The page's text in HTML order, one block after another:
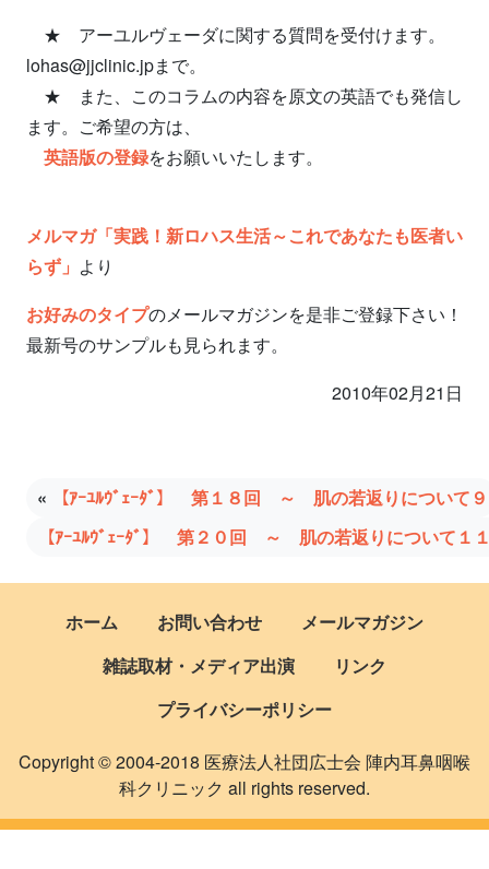
★ アーユルヴェーダに関する質問を受付けます。
lohas@jjclinic.jpまで。
★ また、このコラムの内容を原文の英語でも発信し
ます。ご希望の方は、
英語版の登録をお願いいたします。
メルマガ「実践！新ロハス生活～これであなたも医者い
らず」 より
お好みのタイプのメールマガジンを是非ご登録下さい！
最新号のサンプルも見られます。
2010年02月21日
«
【ｱｰﾕﾙｳﾞｪｰﾀﾞ】 第１８回 ～ 肌の若返りについて９
【ｱｰﾕﾙｳﾞｪｰﾀﾞ】 第２０回 ～ 肌の若返りについて１
ホーム お問い合わせ
メールマガジン
雑誌取材・メディア出演
リンク
プライバシーポリシー
Copyright © 2004-2018 医療法人社団広士会 陣内耳鼻咽喉
科クリニック all rights reserved.